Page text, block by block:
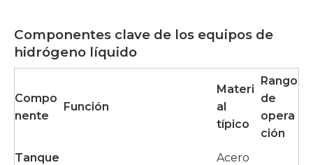
Componentes clave de los equipos de
hidrógeno líquido
Compo
nente
Función
Materi
al
típico
Rango
de
opera
ción
Tanque
Acero